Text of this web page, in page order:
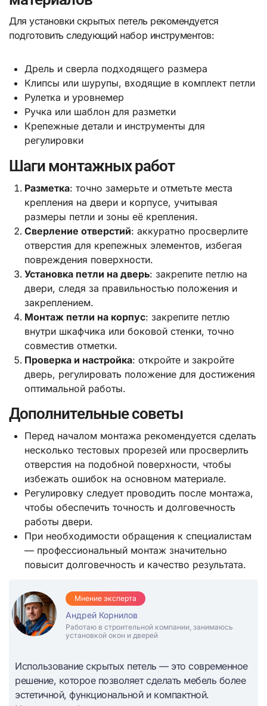
Для установки скрытых петель рекомендуется
подготовить следующий набор инструментов:
Дрель и сверла подходящего размера
Клипсы или шурупы, входящие в комплект петли
Рулетка и уровнемер
Ручка или шаблон для разметки
Крепежные детали и инструменты для
регулировки
Шаги монтажных работ
Разметка: точно замерьте и отметьте места
крепления на двери и корпусе, учитывая
размеры петли и зоны её крепления.
Сверление отверстий: аккуратно просверлите
отверстия для крепежных элементов, избегая
повреждения поверхности.
Установка петли на дверь: закрепите петлю на
двери, следя за правильностью положения и
закреплением.
Монтаж петли на корпус: закрепите петлю
внутри шкафчика или боковой стенки, точно
совместив отметки.
Проверка и настройка: откройте и закройте
дверь, регулировать положение для достижения
оптимальной работы.
Дополнительные советы
Перед началом монтажа рекомендуется сделать
несколько тестовых прорезей или просверлить
отверстия на подобной поверхности, чтобы
избежать ошибок на основном материале.
Регулировку следует проводить после монтажа,
чтобы обеспечить точность и долговечность
работы двери.
При необходимости обращения к специалистам
— профессиональный монтаж значительно
повысит долговечность и качество результата.
Мнение эксперта
Андрей Корнилов
Работаю в строительной компании, занимаюсь
установкой окон и дверей
Использование скрытых петель — это современное
решение, которое позволяет сделать мебель более
эстетичной, функциональной и компактной.